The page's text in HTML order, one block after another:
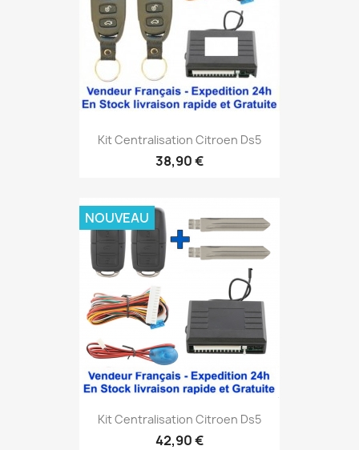
Kit Centralisation Citroen Ds5
38,90 €
Kit Centralisation Citroen Ds5
42,90 €
NOUVEAU